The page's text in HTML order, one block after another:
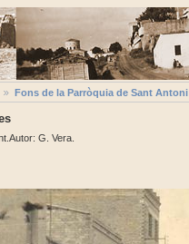
Fons de la Parròquia de Sant Antoni
G. Vera.